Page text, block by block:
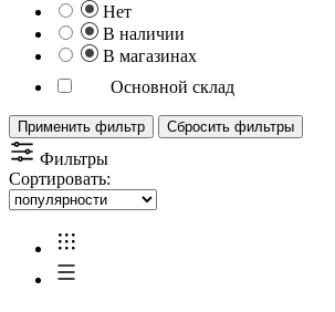
Нет
В наличии
В магазинах
Основной склад
Применить фильтр Сбросить фильтры
Фильтры
Сортировать: